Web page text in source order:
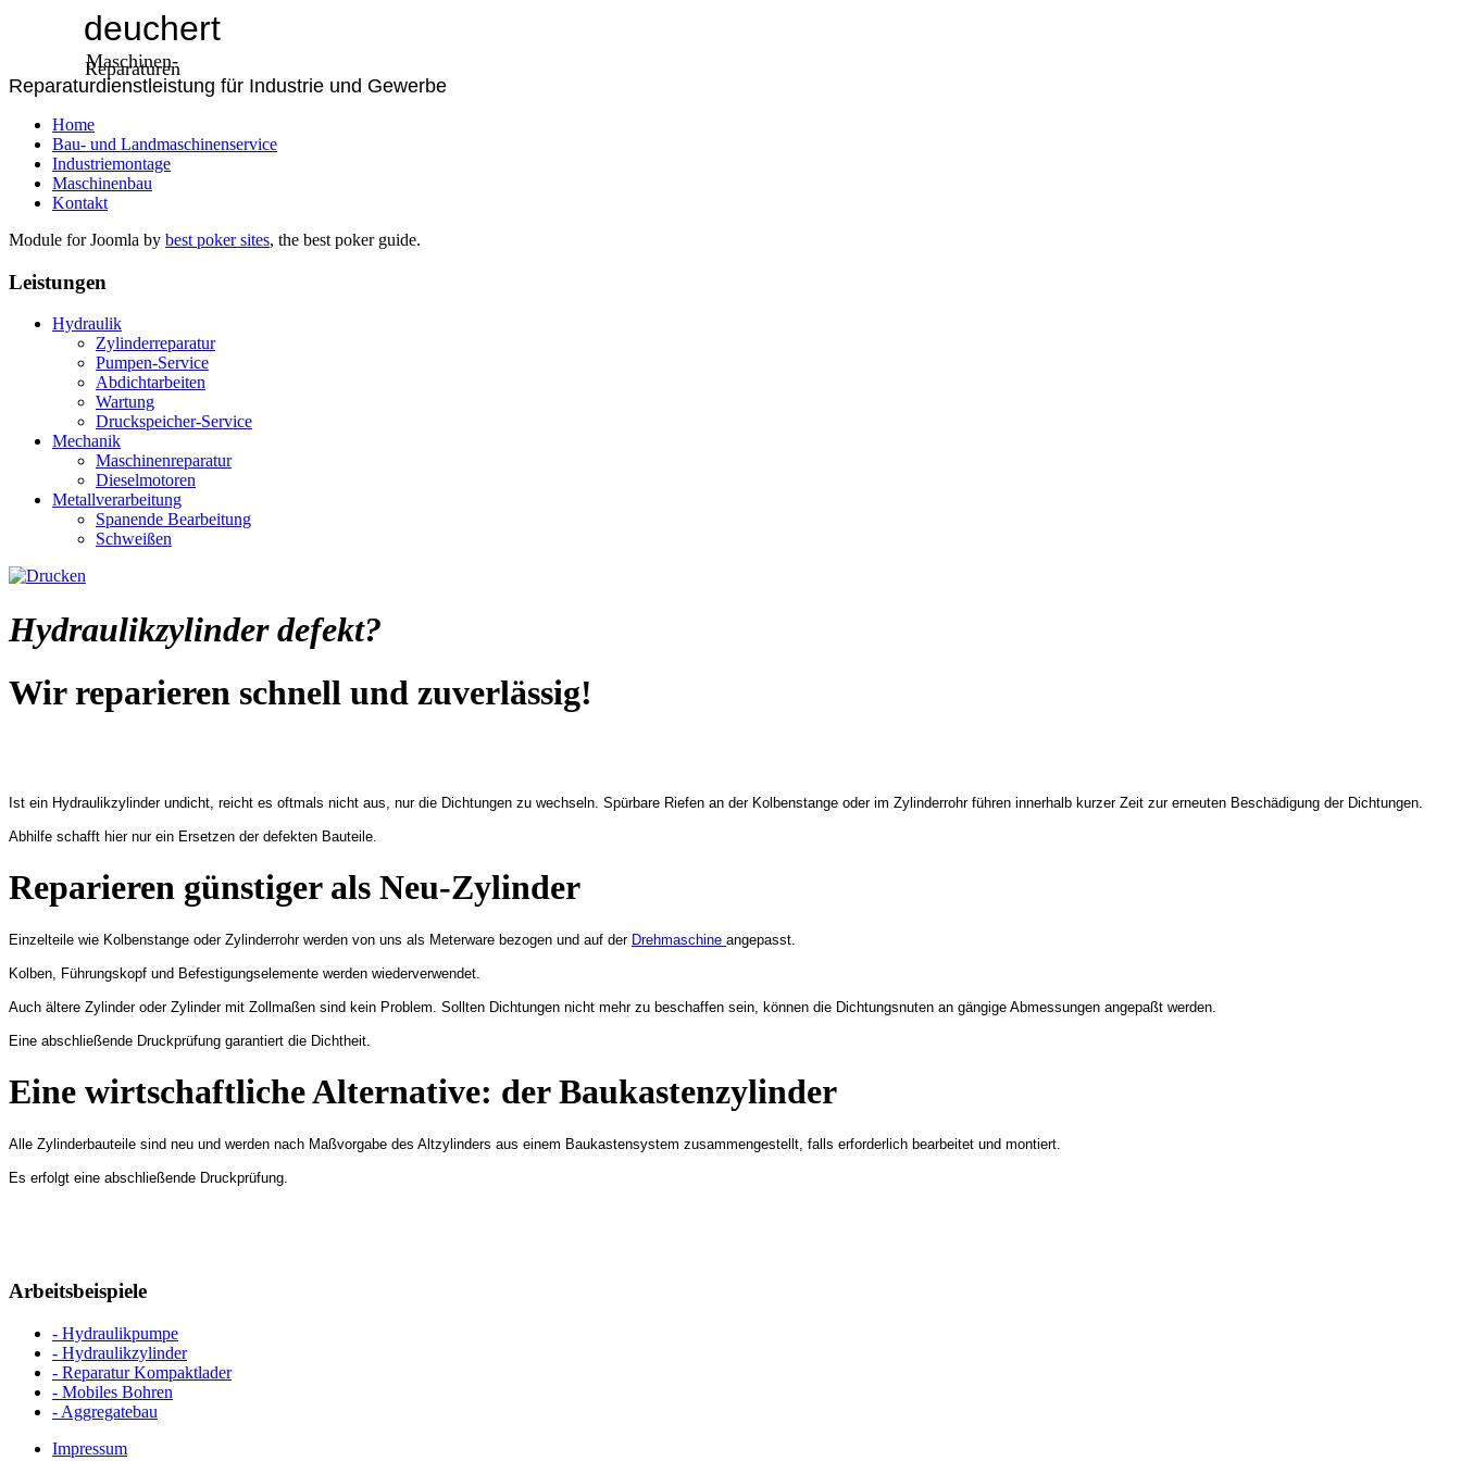
deuchert
Maschinen-
Reparaturen
Reparaturdienstleistung für Industrie und Gewerbe
Home
Bau- und Landmaschinenservice
Industriemontage
Maschinenbau
Kontakt
Module for Joomla by best poker sites, the best poker guide.
Leistungen
Hydraulik
Zylinderreparatur
Pumpen-Service
Abdichtarbeiten
Wartung
Druckspeicher-Service
Mechanik
Maschinenreparatur
Dieselmotoren
Metallverarbeitung
Spanende Bearbeitung
Schweißen
Hydraulikzylinder defekt?
Wir reparieren schnell und zuverlässig!
Ist ein Hydraulikzylinder undicht, reicht es oftmals nicht aus, nur die Dichtungen zu wechseln. Spürbare Riefen an der Kolbenstange oder im Zylinderrohr führen innerhalb kurzer Zeit zur erneuten Beschädigung der Dichtungen.
Abhilfe schafft hier nur ein Ersetzen der defekten Bauteile.
Reparieren günstiger als Neu-Zylinder
Einzelteile wie Kolbenstange oder Zylinderrohr werden von uns als Meterware bezogen und auf der Drehmaschine angepasst.
Kolben, Führungskopf und Befestigungselemente werden wiederverwendet.
Auch ältere Zylinder oder Zylinder mit Zollmaßen sind kein Problem. Sollten Dichtungen nicht mehr zu beschaffen sein, können die Dichtungsnuten an gängige Abmessungen angepaßt werden.
Eine abschließende Druckprüfung garantiert die Dichtheit.
Eine wirtschaftliche Alternative: der Baukastenzylinder
Alle Zylinderbauteile sind neu und werden nach Maßvorgabe des Altzylinders aus einem Baukastensystem zusammengestellt, falls erforderlich bearbeitet und montiert.
Es erfolgt eine abschließende Druckprüfung.
Arbeitsbeispiele
- Hydraulikpumpe
- Hydraulikzylinder
- Reparatur Kompaktlader
- Mobiles Bohren
- Aggregatebau
Impressum